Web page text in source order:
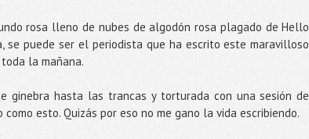
rosa lleno de nubes de algodón rosa plagado de Hello
se puede ser el periodista que ha escrito este maravilloso
la mañana.
ginebra hasta las trancas y torturada con una sesión de
esto. Quizás por eso no me gano la vida escribiendo.